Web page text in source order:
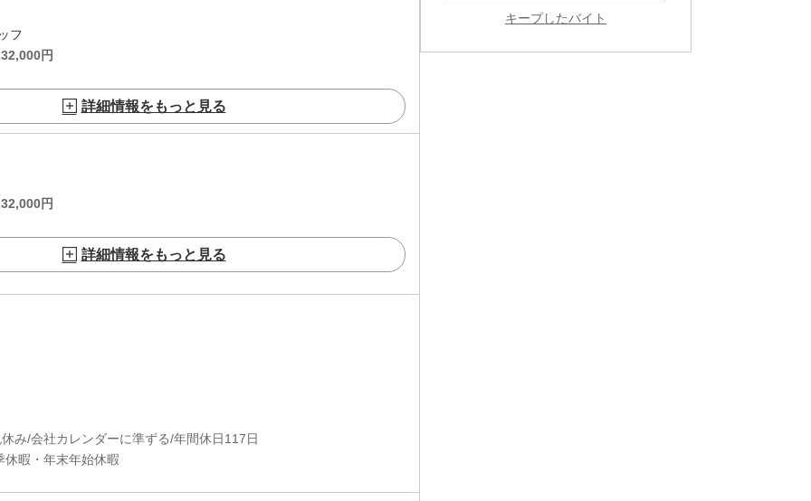
フ
円
詳細情報をもっと見る
円
詳細情報をもっと見る
み/会社カレンダーに準ずる/年間休日117日
休暇・年末年始休暇
キープしたバイト